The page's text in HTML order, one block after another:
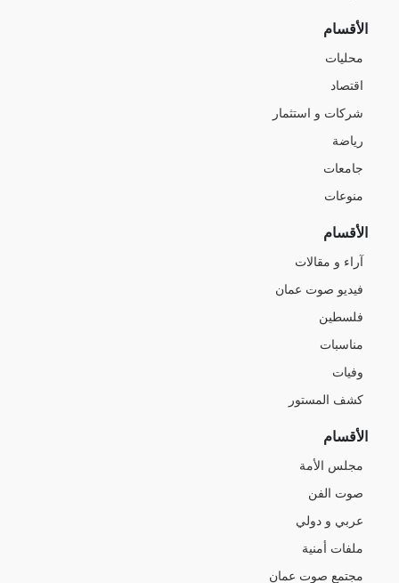
الأقسام
محليات
اقتصاد
شركات و استثمار
رياضة
جامعات
منوعات
الأقسام
آراء و مقالات
فيديو صوت عمان
فلسطين
مناسبات
وفيات
كشف المستور
الأقسام
مجلس الأمة
صوت الفن
عربي و دولي
ملفات أمنية
مجتمع صوت عمان